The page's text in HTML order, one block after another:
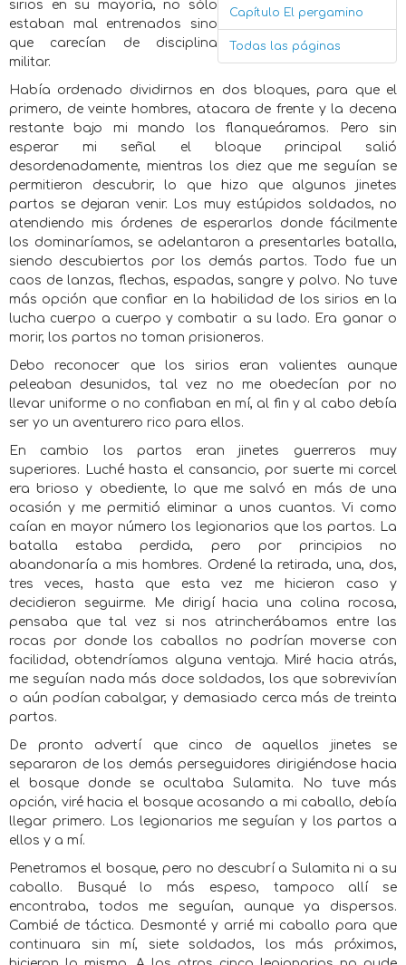
Capítulo El pergamino
Todas las páginas
sirios en su mayoría, no sólo
estaban mal entrenados sino
que carecían de disciplina
militar.
Había ordenado dividirnos en dos bloques, para que el
primero, de veinte hombres, atacara de frente y la decena
restante bajo mi mando los flanqueáramos. Pero sin
esperar mi señal el bloque principal salió
desordenadamente, mientras los diez que me seguían se
permitieron descubrir, lo que hizo que algunos jinetes
partos se dejaran venir. Los muy estúpidos soldados, no
atendiendo mis órdenes de esperarlos donde fácilmente
los dominaríamos, se adelantaron a presentarles batalla,
siendo descubiertos por los demás partos. Todo fue un
caos de lanzas, flechas, espadas, sangre y polvo. No tuve
más opción que confiar en la habilidad de los sirios en la
lucha cuerpo a cuerpo y combatir a su lado. Era ganar o
morir, los partos no toman prisioneros.
Debo reconocer que los sirios eran valientes aunque
peleaban desunidos, tal vez no me obedecían por no
llevar uniforme o no confiaban en mí, al fin y al cabo debía
ser yo un aventurero rico para ellos.
En cambio los partos eran jinetes guerreros muy
superiores. Luché hasta el cansancio, por suerte mi corcel
era brioso y obediente, lo que me salvó en más de una
ocasión y me permitió eliminar a unos cuantos. Vi como
caían en mayor número los legionarios que los partos. La
batalla estaba perdida, pero por principios no
abandonaría a mis hombres. Ordené la retirada, una, dos,
tres veces, hasta que esta vez me hicieron caso y
decidieron seguirme. Me dirigí hacia una colina rocosa,
pensaba que tal vez si nos atrincherábamos entre las
rocas por donde los caballos no podrían moverse con
facilidad, obtendríamos alguna ventaja. Miré hacia atrás,
me seguían nada más doce soldados, los que sobrevivían
o aún podían cabalgar, y demasiado cerca más de treinta
partos.
De pronto advertí que cinco de aquellos jinetes se
separaron de los demás perseguidores dirigiéndose hacia
el bosque donde se ocultaba Sulamita. No tuve más
opción, viré hacia el bosque acosando a mi caballo, debía
llegar primero. Los legionarios me seguían y los partos a
ellos y a mí.
Penetramos el bosque, pero no descubrí a Sulamita ni a su
caballo. Busqué lo más espeso, tampoco allí se
encontraba, todos me seguían, aunque ya dispersos.
Cambié de táctica. Desmonté y arrié mi caballo para que
continuara sin mí, siete soldados, los más próximos,